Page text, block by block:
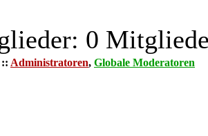
0
:: Administratoren, Globale Moderatoren